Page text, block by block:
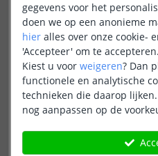
10 meter ledstrip Wit
Zigbee - complete set
gegevens voor het
doen we op een anonieme
hier alles over onze cookie-
'Accepteer' om te accepteren.
Kiest u voor weigeren? Dan
functionele en analytische
technieken die daarop
nog aanpassen op de